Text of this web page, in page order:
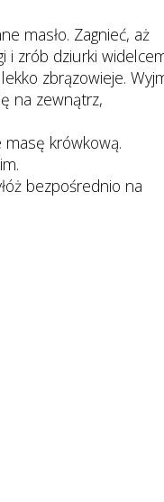
masło. Zagnieć, aż
i zrób dziurki
zbrązowieje.
na zewnątrz,
krówkową.
bezpośrednio na